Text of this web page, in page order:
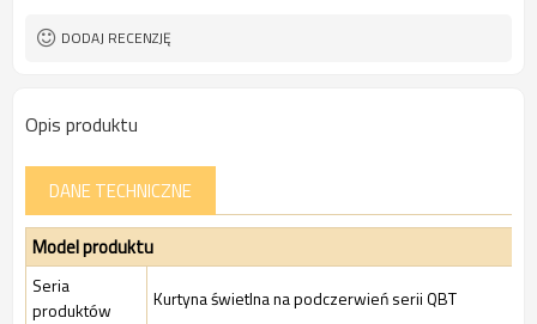
DODAJ RECENZJĘ
Opis produktu
DANE TECHNICZNE
Model produktu
Seria
produktów
Kurtyna świetlna na podczerwień serii QBT